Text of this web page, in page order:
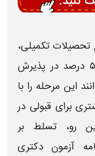
تحصیلات تکمیلی،
کتبی را به میزان ۵۰ درصد در پذیرش
این مرحله را با
برای قبولی در
رو، تسلط بر
آزمون دکتری